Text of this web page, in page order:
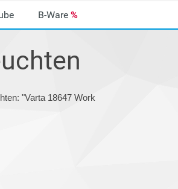
B-Ware %
"Varta 18647 Work